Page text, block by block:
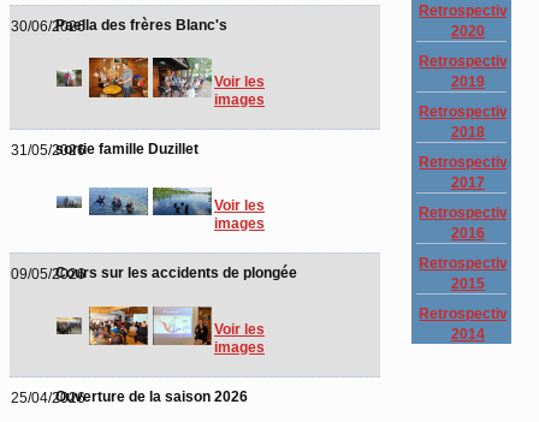
30/06/2026Paella des frères Blanc's
Voir les
images
31/05/2026sortie famille Duzillet
Voir les
images
09/05/2026Cours sur les accidents de plongée
Voir les
images
25/04/2026Ouverture de la saison 2026
Retrospective
2020
Retrospective
2019
Retrospective
2018
Retrospective
2017
Retrospective
2016
Retrospective
2015
Retrospective
2014